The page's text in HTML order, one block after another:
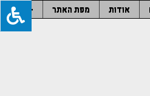
אודות מפת האתר –